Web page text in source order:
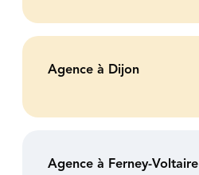
Contact
Agence à Dijon
Agence à Ferney-Voltaire